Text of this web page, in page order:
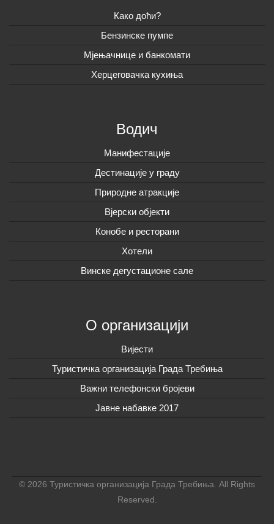
Како доћи?
Бензинске пумпе
Мјењачнице и банкомати
Херцеговачка кухиња
Водич
Манифестације
Дестинације у граду
Природне атракције
Вјерски објекти
Конобе и ресторани
Хотели
Винске дегустационе сале
О организацији
Вијeсти
Туристичка организација Града Требиња
Важни телефонски бројеви
Јавне набавке 2017
© 2026 Туристичка организација Града Требиња. All Rights
Reserved.